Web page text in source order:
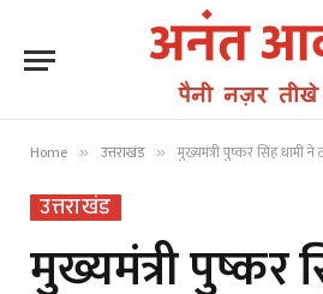
Home » उत्तराखंड » मुख्यमंत्री पुष्कर सिंह धामी ने टनकपुर से दिखाई मानसरोवर यात्रा 2026
उत्तराखंड
मुख्यमंत्री पुष्कर